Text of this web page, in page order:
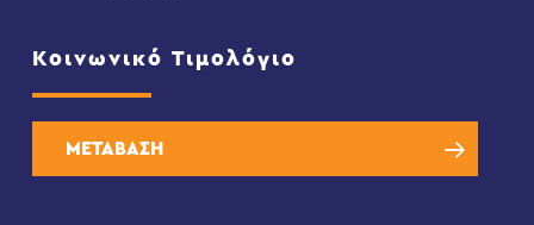
Κοινωνικό Τιμολόγιο
ΜΕΤΑΒΑΣΗ